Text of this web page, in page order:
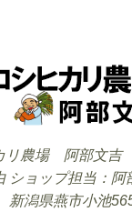
リ農場 阿部文吉
ショップ担当：阿
潟県燕市小池